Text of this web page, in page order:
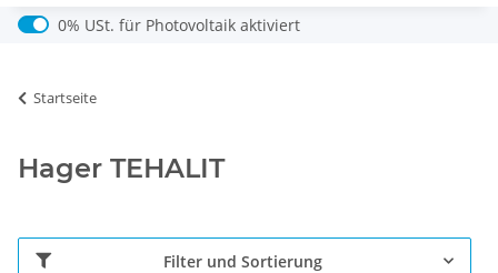
0% USt. für Photovoltaik (§ 12 Abs. 3 UStG)
0% USt. für Photovoltaik aktiviert
Startseite
Hager TEHALIT
Filter und Sortierung